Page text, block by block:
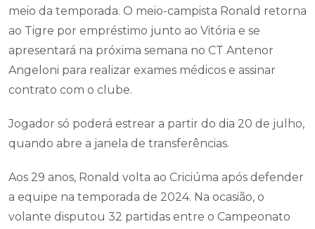
meio da temporada. O meio-campista Ronald retorna
ao Tigre por empréstimo junto ao Vitória e se
apresentará na próxima semana no CT Antenor
Angeloni para realizar exames médicos e assinar
contrato com o clube.
Jogador só poderá estrear a partir do dia 20 de julho,
quando abre a janela de transferências.
Aos 29 anos, Ronald volta ao Criciúma após defender
a equipe na temporada de 2024. Na ocasião, o
volante disputou 32 partidas entre o Campeonato